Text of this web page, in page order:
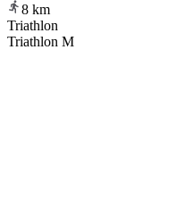
8 km
Triathlon
Triathlon M